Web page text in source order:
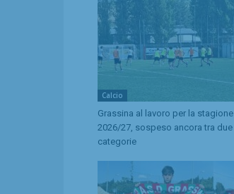
Calcio
Grassina al lavoro per la stagione
2026/27, sospeso ancora tra due
categorie